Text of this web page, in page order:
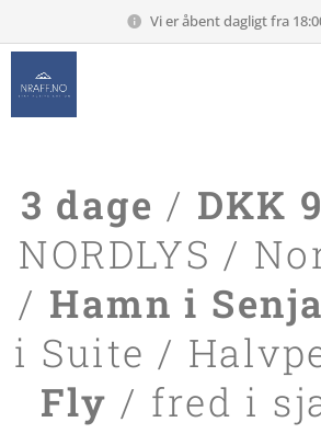
Vi er åbent dagligt fra
3 dage / DKK
NORDLYS /
/ Hamn i
i Suite /
Fly / fred i